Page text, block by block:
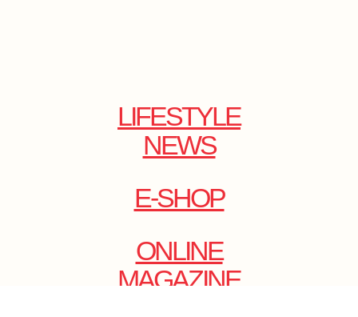
LIFESTYLE
NEWS
E-SHOP
ONLINE
MAGAZINE